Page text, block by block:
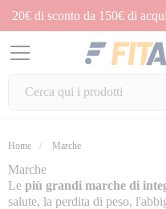
20€ di sconto da 150€ di
Home Marche
Marche
Le più grandi marche di
salute, la perdita di peso,